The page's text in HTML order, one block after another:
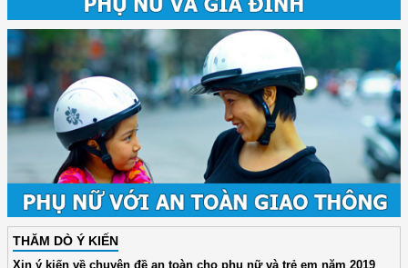
THĂM DÒ Ý KIẾN
Xin ý kiến về chuyên đề an toàn cho phụ nữ và trẻ em năm 2019